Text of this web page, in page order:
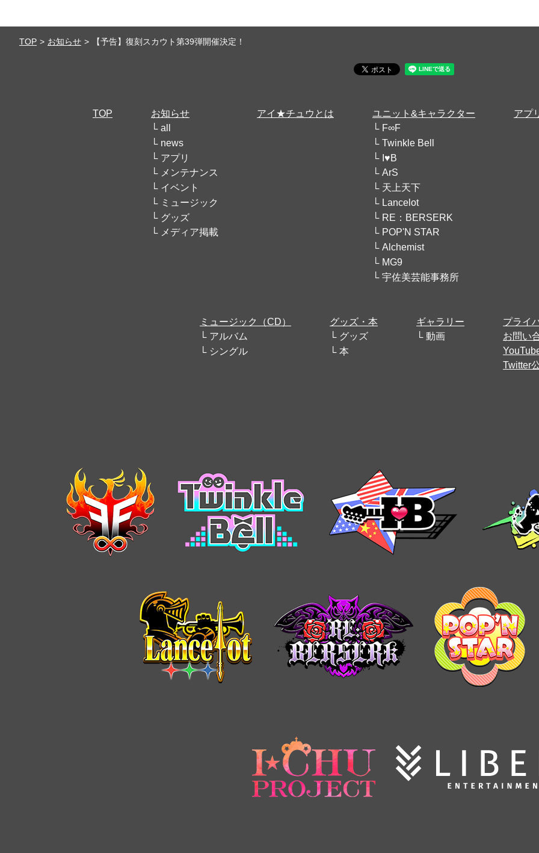
TOP お知らせ 【予告】復刻スカウト第39弾開催決定！
TOP
お知らせ
all
news
アプリ
メンテナンス
イベント
ミュージック
グッズ
メディア掲載
アイ★チュウとは
ユニット&キャラクター
F∞F
Twinkle Bell
I♥B
ArS
天上天下
Lancelot
RE：BERSERK
POP'N STAR
Alchemist
MG9
宇佐美芸能事務所
アプ
ミュージック（CD）
アルバム
シングル
グッズ・本
グッズ
本
ギャラリー
動画
プライ
お問い
Twitter